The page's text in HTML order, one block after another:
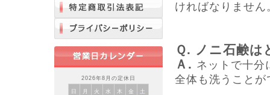
ければなりません
Ｑ. ノニ石鹸
Ａ. ネットで十分
全体も洗うことが
2026年8月の定休日
日 月 火 水 木 金 土